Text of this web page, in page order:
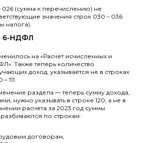
026 (сумма к перечислению) не
значения строк 030 – 036
налога).
6-НДФЛ
на «Расчет исчисленных и
Также теперь количество
доход, указывается не в строках
111.
раздела — теперь сумму дохода,
нужно указывать в строке 120, а не в
расчета за 2023 год суммы
по строкам:
договорам,